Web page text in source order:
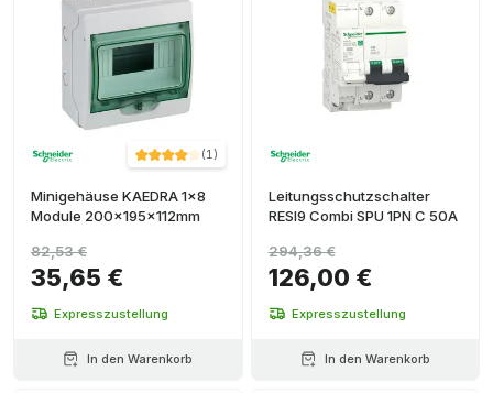
(1)
Minigehäuse KAEDRA 1x8
Module 200x195x112mm
35,65 €
82,53 €
Expresszustellung
In den Warenkorb
Leitungsschutzschalter
RESI9 Combi SPU 1PN C 50A
126,00 €
294,36 €
Expresszustellung
In den Warenkorb